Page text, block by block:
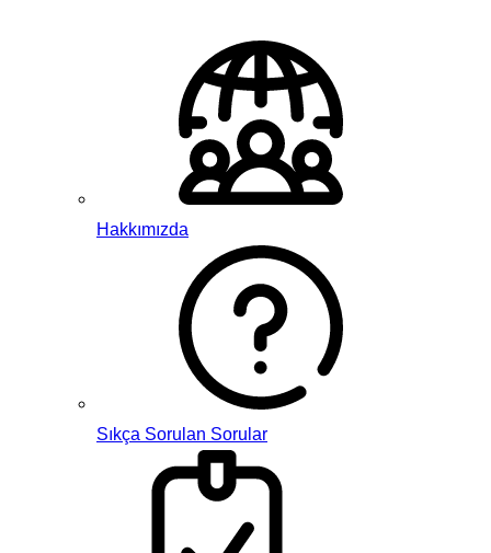
Hakkımızda
Sıkça Sorulan Sorular